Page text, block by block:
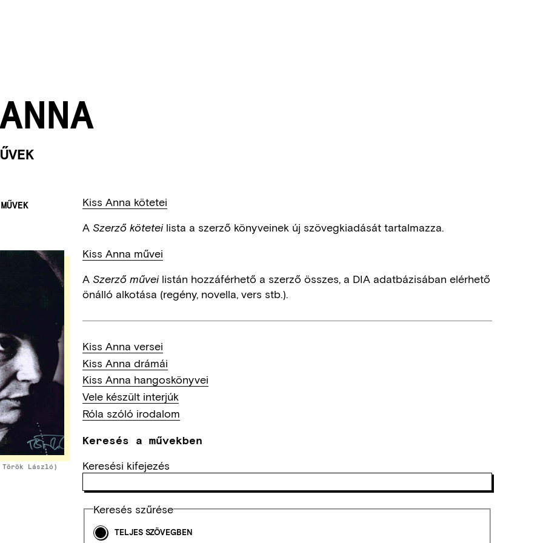
László)
Kiss Anna kötetei
ASzerző köteteilista a szerző könyveinek új szövegkiadását tartalmazza.
Kiss Anna művei
ASzerző műveilistán hozzáférhető a szerző összes, a DIA adatbázisában elérhető
önálló alkotása (regény, novella, vers stb.).
Kiss Anna versei
Kiss Anna drámái
Kiss Anna hangoskönyvei
Vele készült interjúk
Róla szóló irodalom
Keresés a művekben
Keresési kifejezés
Keresés szűrése
TELJES SZÖVEGBEN